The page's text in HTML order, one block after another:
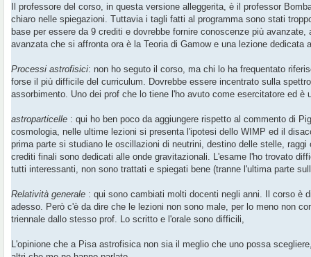
Il professore del corso, in questa versione alleggerita, è il professor
chiaro nelle spiegazioni. Tuttavia i tagli fatti al programma sono stati
base per essere da 9 crediti e dovrebbe fornire conoscenze più
avanzata che si affronta ora è la Teoria di Gamow e una lezione dedicata
Processi astrofisici: non ho seguto il corso, ma chi lo ha frequentato
forse il più difficile del curriculum. Dovrebbe essere incentrato sulla
assorbimento. Uno dei prof che lo tiene l'ho avuto come esercitatore ed è
astroparticelle : qui ho ben poco da aggiungere rispetto al commento di
cosmologia, nelle ultime lezioni si presenta l'ipotesi dello WIMP ed il
prima parte si studiano le oscillazioni di neutrini, destino delle stelle,
crediti finali sono dedicati alle onde gravitazionali. L'esame l'ho trovato
tutti interessanti, non sono trattati e spiegati bene (tranne l'ultima parte
Relatività generale : qui sono cambiati molti docenti negli anni. Il corso è
adesso. Però c'è da dire che le lezioni non sono male, per lo meno non
triennale dallo stesso prof. Lo scritto e l'orale sono difficili,
L'opinione che a Pisa astrofisica non sia il meglio che uno possa